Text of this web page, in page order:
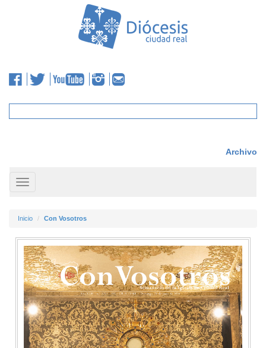
Archivo
Toggle
navigation
Inicio Con Vosotros